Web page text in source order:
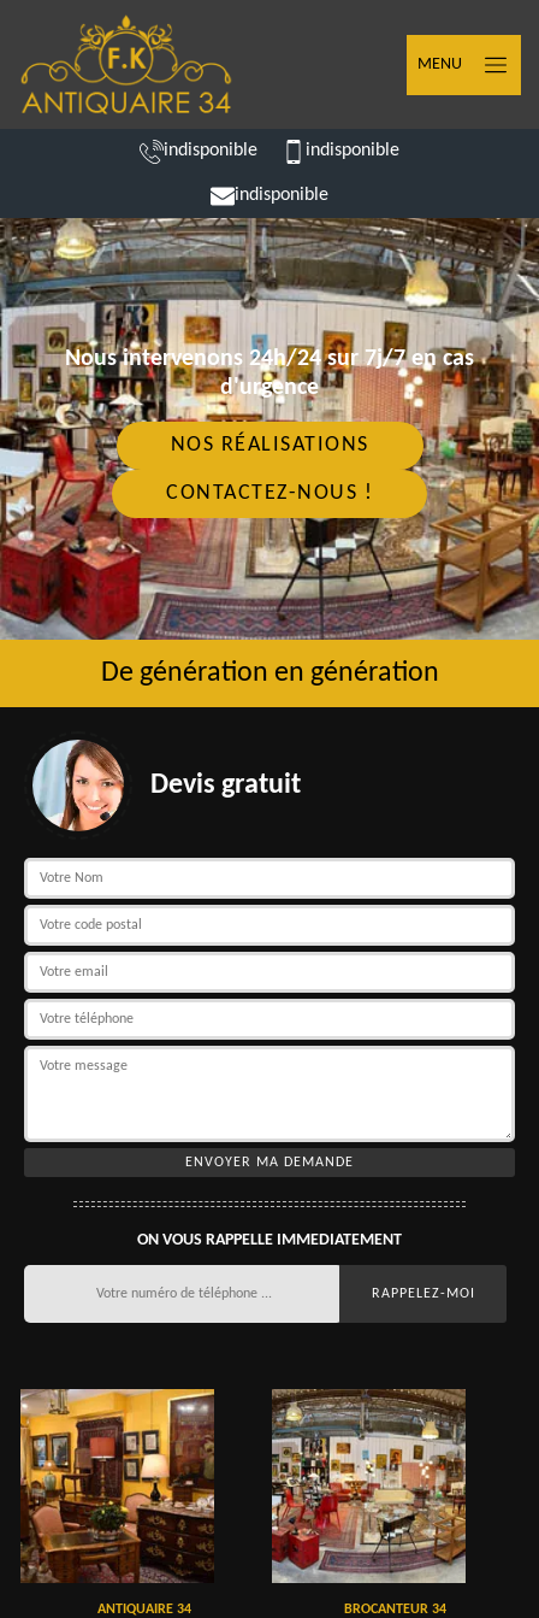
MENU
indisponible indisponible
indisponible
Nous intervenons 24h/24 sur 7j/7 en cas
d'urgence
NOS RÉALISATIONS
CONTACTEZ-NOUS !
De génération en génération
Devis gratuit
ON VOUS RAPPELLE IMMEDIATEMENT
ANTIQUAIRE 34 BROCANTEUR 34